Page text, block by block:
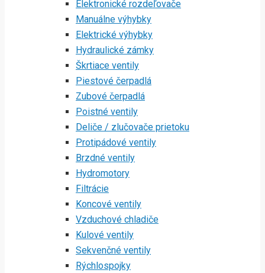
Elektronické rozdeľovače
Manuálne výhybky
Elektrické výhybky
Hydraulické zámky
Škrtiace ventily
Piestové čerpadlá
Zubové čerpadlá
Poistné ventily
Deliče / zlučovače prietoku
Protipádové ventily
Brzdné ventily
Hydromotory
Filtrácie
Koncové ventily
Vzduchové chladiče
Kulové ventily
Sekvenčné ventily
Rýchlospojky